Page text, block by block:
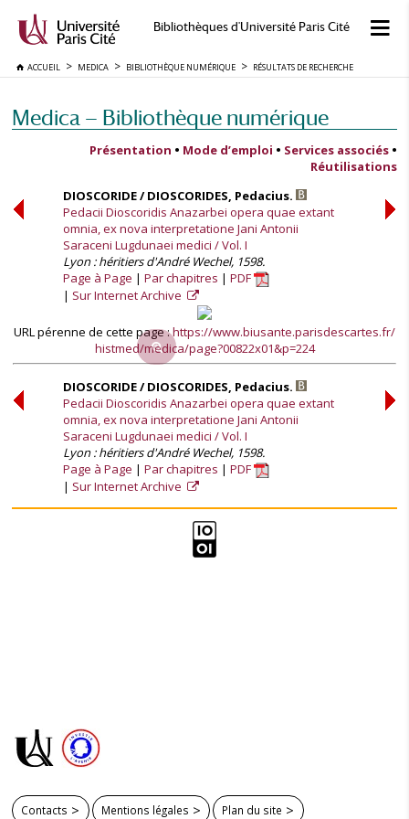
Bibliothèques d'Université Paris Cité
ACCUEIL MEDICA BIBLIOTHÈQUE NUMÉRIQUE RÉSULTATS DE RECHERCHE
Medica — Bibliothèque numérique
Présentation • Mode d’emploi • Services associés •
Réutilisations
DIOSCORIDE / DIOSCORIDES, Pedacius.
Pedacii Dioscoridis Anazarbei opera quae extant
omnia, ex nova interpretatione Jani Antonii
Saraceni Lugdunaei medici / Vol. I
Lyon : héritiers d'André Wechel, 1598.
Page à Page
Par chapitres
PDF
Sur Internet Archive
URL pérenne de cette page :https://www.biusante.parisdescartes.fr/
histmed/medica/page?00822x01&p=224
DIOSCORIDE / DIOSCORIDES, Pedacius.
Pedacii Dioscoridis Anazarbei opera quae extant
omnia, ex nova interpretatione Jani Antonii
Saraceni Lugdunaei medici / Vol. I
Lyon : héritiers d'André Wechel, 1598.
Page à Page
Par chapitres
PDF
Sur Internet Archive
Contacts Mentions légales Plan du site